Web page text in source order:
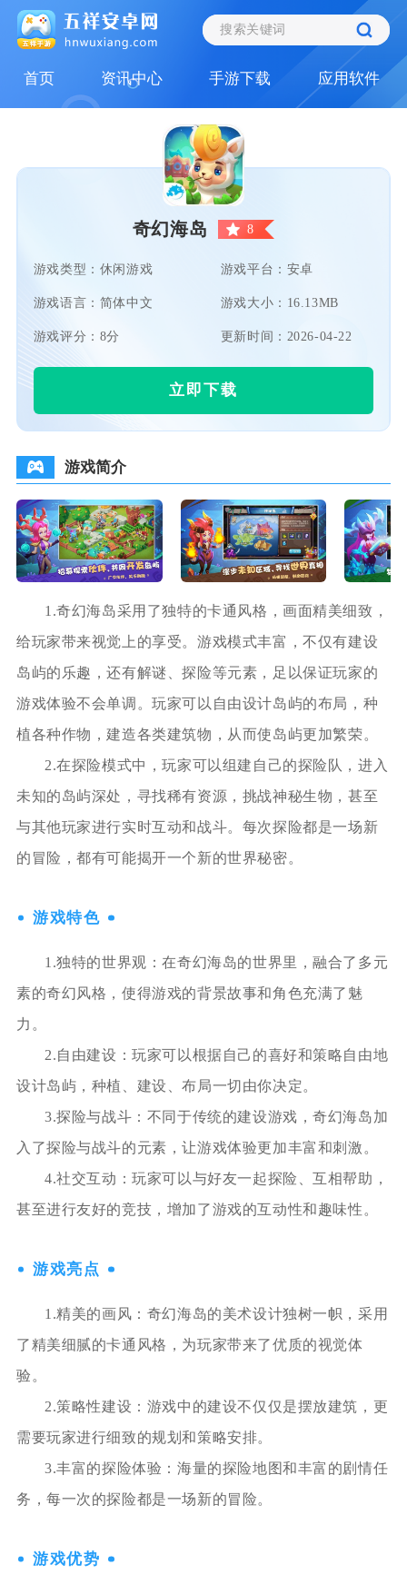
首页 资讯中心 手游下载 应用软件
奇幻海岛 8
游戏类型：休闲游戏 游戏平台：安卓
游戏语言：简体中文 游戏大小：16.13MB
游戏评分：8分 更新时间：2026-04-22
立即下载
游戏简介
1.奇幻海岛采用了独特的卡通风格，画面精美细致，
给玩家带来视觉上的享受。游戏模式丰富，不仅有建设
岛屿的乐趣，还有解谜、探险等元素，足以保证玩家的
游戏体验不会单调。玩家可以自由设计岛屿的布局，种
植各种作物，建造各类建筑物，从而使岛屿更加繁荣。
2.在探险模式中，玩家可以组建自己的探险队，进入
未知的岛屿深处，寻找稀有资源，挑战神秘生物，甚至
与其他玩家进行实时互动和战斗。每次探险都是一场新
的冒险，都有可能揭开一个新的世界秘密。
游戏特色
1.独特的世界观：在奇幻海岛的世界里，融合了多元
素的奇幻风格，使得游戏的背景故事和角色充满了魅
力。
2.自由建设：玩家可以根据自己的喜好和策略自由地
设计岛屿，种植、建设、布局一切由你决定。
3.探险与战斗：不同于传统的建设游戏，奇幻海岛加
入了探险与战斗的元素，让游戏体验更加丰富和刺激。
4.社交互动：玩家可以与好友一起探险、互相帮助，
甚至进行友好的竞技，增加了游戏的互动性和趣味性。
游戏亮点
1.精美的画风：奇幻海岛的美术设计独树一帜，采用
了精美细腻的卡通风格，为玩家带来了优质的视觉体
验。
2.策略性建设：游戏中的建设不仅仅是摆放建筑，更
需要玩家进行细致的规划和策略安排。
3.丰富的探险体验：海量的探险地图和丰富的剧情任
务，每一次的探险都是一场新的冒险。
游戏优势